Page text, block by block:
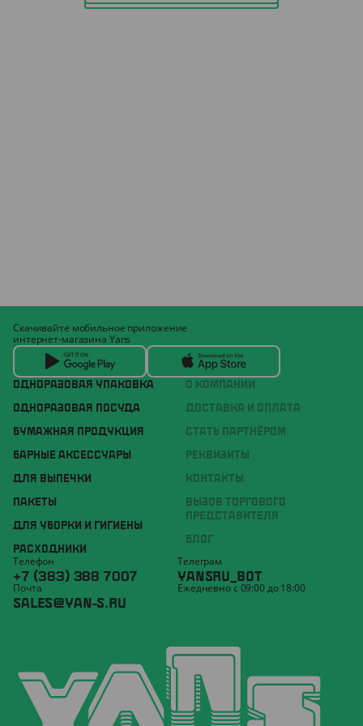
ОДНОРАЗОВАЯ УПАКОВКА
ОДНОРАЗОВАЯ ПОСУДА
БУМАЖНАЯ ПРОДУКЦИЯ
БАРНЫЕ АКСЕССУАРЫ
ДЛЯ ВЫПЕЧКИ
ПАКЕТЫ
ДЛЯ УБОРКИ И ГИГИЕНЫ
РАСХОДНИКИ
О КОМПАНИИ
ДОСТАВКА И ОПЛАТА
СТАТЬ ПАРТНЁРОМ
РЕКВИЗИТЫ
КОНТАКТЫ
ВЫЗОВ ТОРГОВОГО
ПРЕДСТАВИТЕЛЯ
БЛОГ
Скачивайте мобильное приложение
интернет-магазина Yans
Телефон
+7 (383) 388 7007
Телеграм
YANSRU_BOT
Почта
SALES@YAN-S.RU
Ежедневно с 09:00 до 18:00